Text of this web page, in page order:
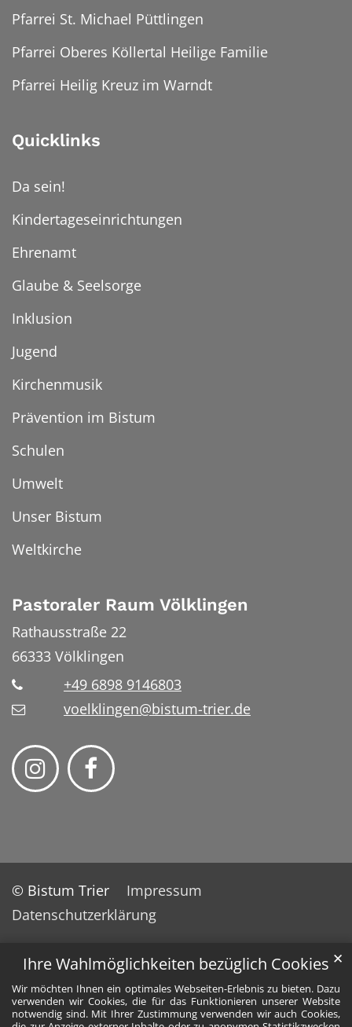
Ihre Wahlmöglichkeiten bezüglich Cookies
Wir möchten Ihnen ein optimales Webseiten-Erlebnis zu bieten. Dazu
verwenden wir Cookies, die für das Funktionieren unserer Website
notwendig sind. Mit Ihrer Zustimmung verwenden wir auch Cookies,
✕
Pfarrei St. Michael Püttlingen
Pfarrei Oberes Köllertal Heilige Familie
Pfarrei Heilig Kreuz im Warndt
Quicklinks
Da sein!
Kindertageseinrichtungen
Ehrenamt
Glaube & Seelsorge
Inklusion
Jugend
Kirchenmusik
Prävention im Bistum
Schulen
Umwelt
Unser Bistum
Weltkirche
Pastoraler Raum Völklingen
Rathausstraße 22
66333 Völklingen
+49 6898 9146803
voelklingen@bistum-trier.de
© Bistum Trier
Impressum
Datenschutzerklärung